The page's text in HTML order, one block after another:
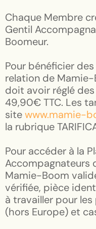
Chaque Membre
Gentil
Boomeur.
Pour bénéficier
relation de
doit avoir réglé
49,90€ TTC. Les
sitewww.mamie-
la rubrique
Pour accéder à la
Accompagnateurs
Mamie-Boom
vérifiée, pièce
à travailler pour
(hors Europe) et